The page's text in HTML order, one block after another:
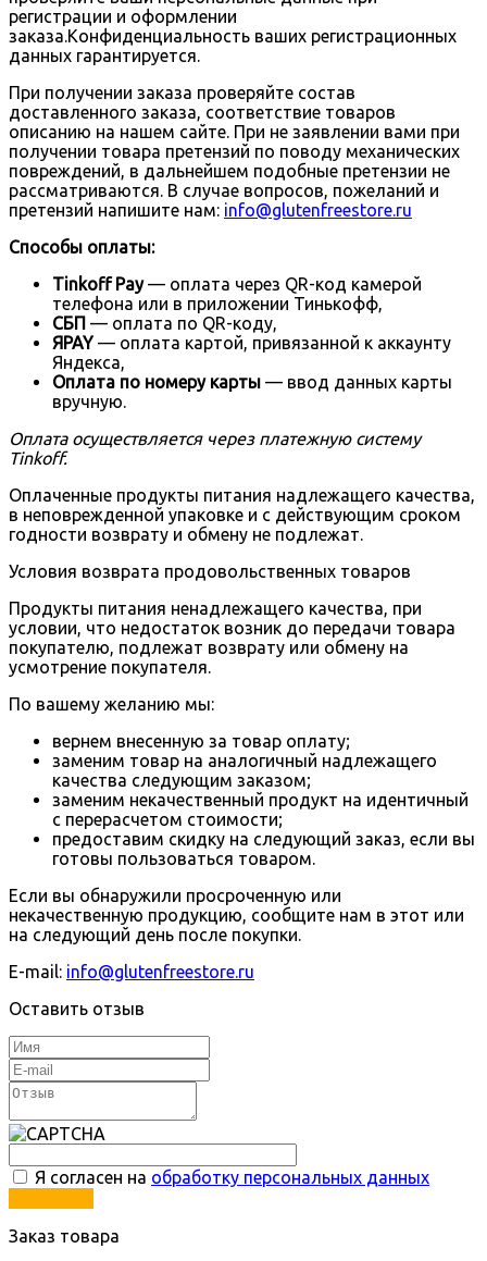
регистрации и оформлении
заказа.Конфиденциальность ваших регистрационных
данных гарантируется.
При получении заказа проверяйте состав
доставленного заказа, соответствие товаров
описанию на нашем сайте. При не заявлении вами при
получении товара претензий по поводу механических
повреждений, в дальнейшем подобные претензии не
рассматриваются. В случае вопросов, пожеланий и
претензий напишите нам: info@glutenfreestore.ru
Способы оплаты:
Tinkoff Pay— оплата через QR-код камерой
телефона или в приложении Тинькофф,
СБП — оплата по QR-коду,
ЯPAY— оплата картой, привязанной к аккаунту
Яндекса,
Оплата по номеру карты — ввод данных карты
вручную.
Оплата осуществляется через платежную систему
Tinkoff.
Оплаченные продукты питания надлежащего качества,
в неповрежденной упаковке и с действующим сроком
годности возврату и обмену не подлежат.
Условия возврата продовольственных товаров
Продукты питания ненадлежащего качества, при
условии, что недостаток возник до передачи товара
покупателю, подлежат возврату или обмену на
усмотрение покупателя.
По вашему желанию мы:
вернем внесенную за товар оплату;
заменим товар на аналогичный надлежащего
качества следующим заказом;
заменим некачественный продукт на идентичный
с перерасчетом стоимости;
предоставим скидку на следующий заказ, если вы
готовы пользоваться товаром.
Если вы обнаружили просроченную или
некачественную продукцию, сообщите нам в этот или
на следующий день после покупки.
E-mail: info@glutenfreestore.ru
Оставить отзыв
Я согласен на обработку персональных данных
Заказ товара